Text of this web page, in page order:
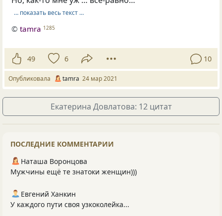
… показать весь текст …
©tamra 1285
49 6 10
Опубликовала tamra 24 мар 2021
Екатерина Довлатова: 12 цитат
ПОСЛЕДНИЕ КОММЕНТАРИИ
Наташа Воронцова
Мужчины ещё те знатоки женщин)))
Евгений Ханкин
У каждого пути своя узкоколейка...